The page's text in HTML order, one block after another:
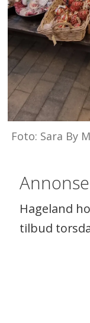
Foto: Sara By
Hageland
tilbud